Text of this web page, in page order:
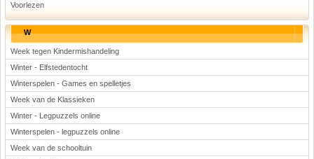
Voorlezen
W
Week tegen Kindermishandeling
Winter - Elfstedentocht
Winterspelen - Games en spelletjes
Week van de Klassieken
Winter - Legpuzzels online
Winterspelen - legpuzzels online
Week van de schooltuin